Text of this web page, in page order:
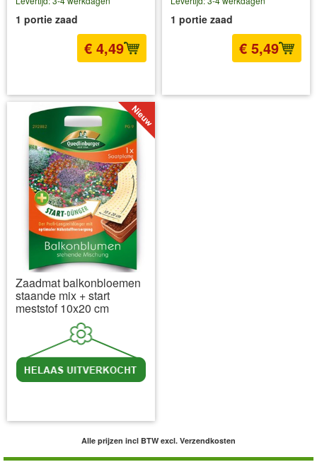
1 portie zaad
€ 4,49
1 portie zaad
€ 5,49
Zaadmat balkonbloemen
staande mix + start
meststof 10x20 cm
Alle prijzen incl BTW excl. Verzendkosten